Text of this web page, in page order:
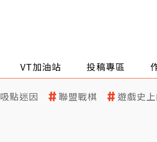
VT加油站 投稿專區
吸點迷因 聯盟戰棋 遊戲史